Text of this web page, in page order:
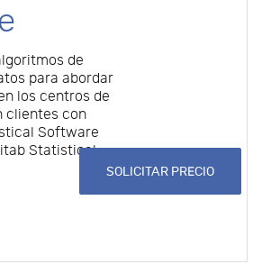
de
para abordar
los centros de
clientes con
Software
Statistical
SOLICITAR PRECIO